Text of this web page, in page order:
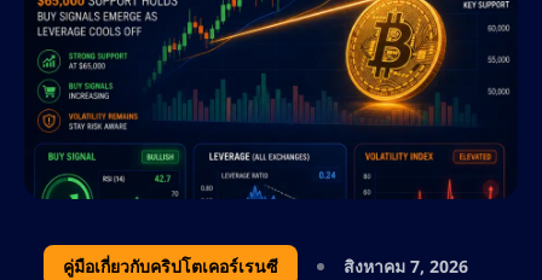
คอนเทนต์สำหรับ ActualizeAI และนำแนวทาง
ปฏิบัติที่ดีที่สุดด้าน SEO มาใช้ เพื่อขับเคลื่อนการ
เติบโตอย่างยั่งยืน เขามุ่งเน้นไปที่การใช้
ประโยชน์จากคีย์เวิร์ดที่มีผู้สนใจสูง การ
วางแผนคอนเทนต์เชิงกลยุทธ์ และการวิเคราะห์
คู่แข่ง เพื่อให้มั่นใจว่า AltSignals ยังคงเป็นผู้นำ
ด้วยความหลงใหลในด้านการเงิน เทคโนโลยี
คู่มือเกี่ยวกับคริปโตเคอร์เรนซี สิงหาคม 7, 2026